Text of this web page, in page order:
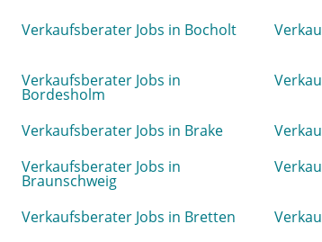
Verkaufsberater Jobs in Bocholt
Verkaufsberater Jobs in
Bordesholm
Verkaufsberater Jobs in Brake
Verkaufsberater Jobs in
Braunschweig
Verkaufsberater Jobs in Bretten